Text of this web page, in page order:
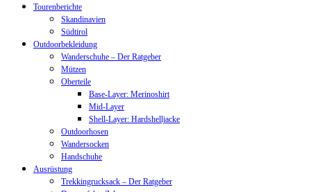
Tourenberichte
Skandinavien
Südtirol
Outdoorbekleidung
Wanderschuhe – Der Ratgeber
Mützen
Oberteile
Base-Layer: Merinoshirt
Mid-Layer
Shell-Layer: Hardshelljacke
Outdoorhosen
Wandersocken
Handschuhe
Ausrüstung
Trekkingrucksack – Der Ratgeber